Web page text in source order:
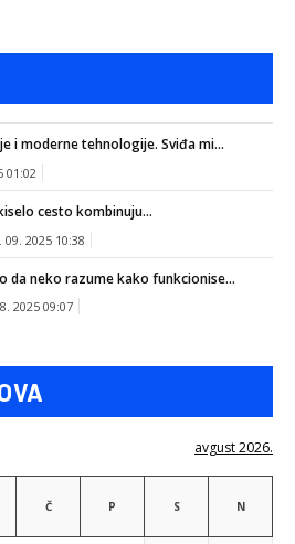
i moderne tehnologije. Sviđa mi...
01:02
cesto kombinuju...
09. 2025 10:38
da neko razume kako funkcionise...
2025 09:07
avgust 2026.
Č P S N